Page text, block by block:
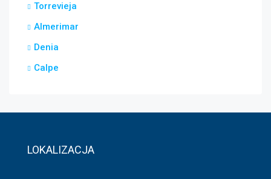
Torrevieja
Almerimar
Denia
Calpe
LOKALIZACJA